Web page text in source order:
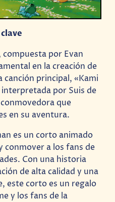
por Evan
en la creación de
principal, «Kami
por Suis de
que
en su aventura.
es un corto animado
conmover a los fans de
Con una historia
de alta calidad y una
este corto es un regalo
y los fans de la